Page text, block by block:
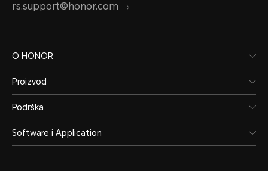
rs.support@honor.com
O HONOR
Proizvod
Podrška
Software i Application